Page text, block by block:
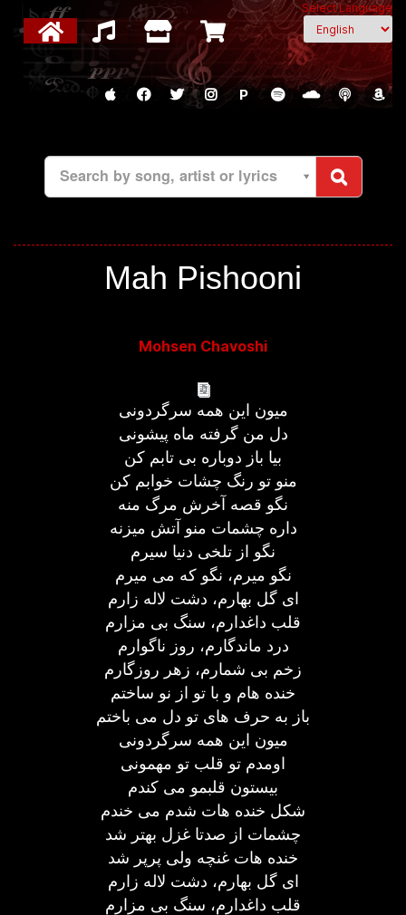
Select Language
P
Search by song, artist or lyrics
Mah Pishooni
Mohsen Chavoshi
میون این همه سرگردونی
دل من گرفته ماه پیشونی
بیا باز دوباره بی تابم کن
منو تو رنگ چشات خوابم کن
نگو قصه آخرش مرگ منه
داره چشمات منو آتش میزنه
نگو از تلخی دنیا سیرم
نگو میرم، نگو که می میرم
ای گل بهارم، دشت لاله زارم
قلب داغدارم، سنگ بی مزارم
درد ماندگارم، روز ناگوارم
زخم بی شمارم، زهر روزگارم
خنده هام و با تو از نو ساختم
باز به حرف های تو دل می باختم
میون این همه سرگردونی
اومدم تو قلب تو مهمونی
بیستون قلبمو می کندم
شکل خنده هات شدم می خندم
چشمات از صدتا غزل بهتر شد
خنده هات غنچه ولی پرپر شد
ای گل بهارم، دشت لاله زارم
قلب داغدارم، سنگ بی مزارم